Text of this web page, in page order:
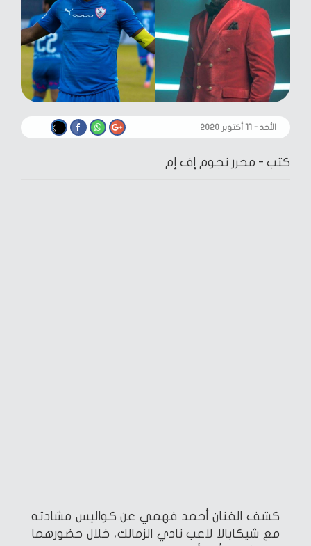
الأحد - ١١ أكتوبر ٢٠٢٠
كتب - محرر نجوم إف إم
كشف الفنان أحمد فهمي عن كواليس مشادته
مع شيكابالا لاعب نادي الزمالك، خلال حضورهما